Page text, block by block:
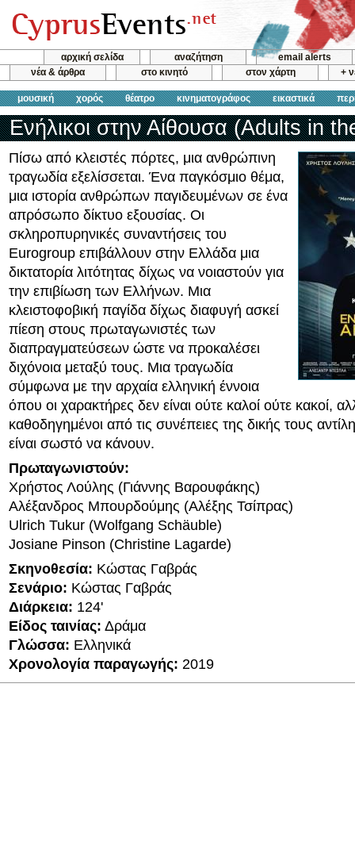
αρχική σελίδα αναζήτηση
email alerts
νέα & άρθρα
στο κινητό στον χάρτη +
μουσική χορός θέατρο κινηματογράφος εικαστικά
Ενήλικοι στην Αίθουσα (Adults in
Πίσω από κλειστές πόρτες, μια ανθρώπινη
τραγωδία εξελίσσεται. Ένα παγκόσμιο θέμα,
μια ιστορία ανθρώπων παγιδευμένων σε ένα
απρόσωπο δίκτυο εξουσίας. Οι
σκληροπυρηνικές συναντήσεις του
Eurogroup επιβάλλουν στην Ελλάδα μια
δικτατορία λιτότητας δίχως να νοιαστούν για
την επιβίωση των Ελλήνων. Μια
κλειστοφοβική παγίδα δίχως διαφυγή ασκεί
πίεση στους πρωταγωνιστές των
διαπραγματεύσεων ώστε να προκαλέσει
διχόνοια μεταξύ τους. Μια τραγωδία
σύμφωνα με την αρχαία ελληνική έννοια
όπου οι χαρακτήρες δεν είναι ούτε καλοί ούτε κακοί,
καθοδηγημένοι από τις συνέπειες της δικής τους
είναι σωστό να κάνουν.
Πρωταγωνιστούν:
Χρήστος Λούλης (Γιάννης Βαρουφάκης)
Αλέξανδρος Μπουρδούμης (Αλέξης Τσίπρας)
Ulrich Tukur (Wolfgang Schäuble)
Josiane Pinson (Christine Lagarde)
Σκηνοθεσία: Κώστας Γαβράς
Σενάριο: Κώστας Γαβράς
Διάρκεια: 124'
Είδος ταινίας: Δράμα
Γλώσσα: Ελληνικά
Χρονολογία παραγωγής: 2019